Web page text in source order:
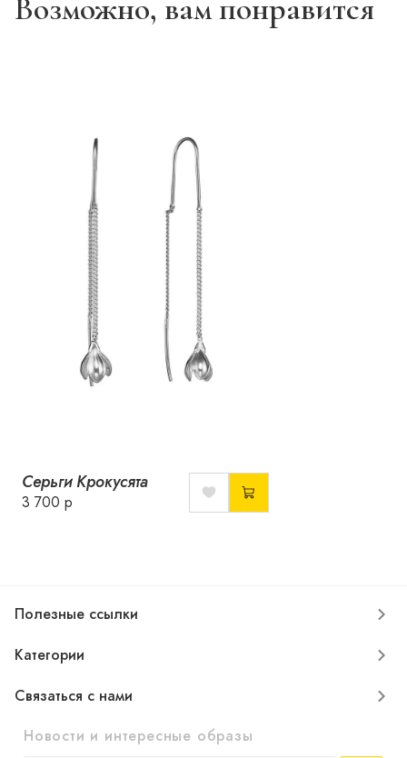
Возможно, вам понравится
Серьги Крокусята
3 700 р
Полезные ссылки
Категории
Связаться с нами
Новости и интересные образы